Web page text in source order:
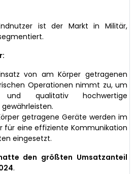
ist der Markt in Militär,
von am Körper getragenen
Operationen nimmt zu, um
qualitativ hochwertige
getragene Geräte werden im
für eine effiziente Kommunikation
eingesetzt.
den größten Umsatzanteil
.